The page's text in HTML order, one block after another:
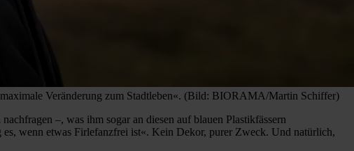
Veränderung zum Stadtleben«. (Bild: BIORAMA/Martin Schiffer)
–, was ihm sogar an diesen auf blauen Plastikfässern
es, wenn etwas Firlefanzfrei ist«. Kein Dekor, purer Zweck. Und natürlich,